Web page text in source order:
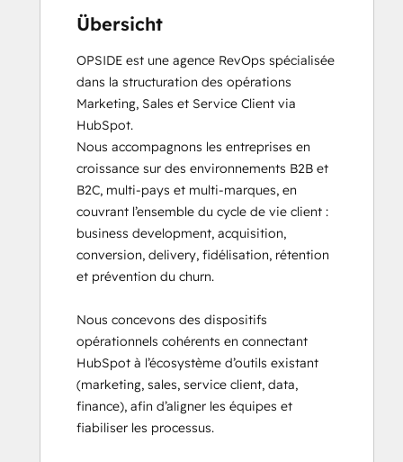
Service Hub Software
Übersicht
OPSIDE est une agence RevOps spécialisée
dans la structuration des opérations
Marketing, Sales et Service Client via
HubSpot.
Nous accompagnons les entreprises en
croissance sur des environnements B2B et
B2C, multi-pays et multi-marques, en
couvrant l’ensemble du cycle de vie client :
business development, acquisition,
conversion, delivery, fidélisation, rétention
et prévention du churn.
Nous concevons des dispositifs
opérationnels cohérents en connectant
HubSpot à l’écosystème d’outils existant
(marketing, sales, service client, data,
finance), afin d’aligner les équipes et
fiabiliser les processus.